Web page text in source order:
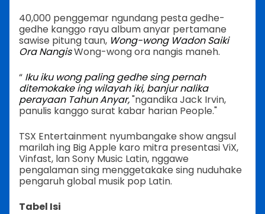
40,000 penggemar ngundang pesta gedhe-
gedhe kanggo rayu album anyar pertamane
sawise pitung taun, Wong-wong Wadon Saiki
Ora NangisWong-wong ora nangis maneh.
“ Iku iku wong paling gedhe sing pernah
ditemokake ing wilayah iki, banjur nalika
perayaan Tahun Anyar,"ngandika Jack Irvin,
panulis kanggo surat kabar harian People."
TSX Entertainment nyumbangake show angsul
marilah ing Big Apple karo mitra presentasi ViX,
Vinfast, lan Sony Music Latin, nggawe
pengalaman sing menggetakake sing nuduhake
pengaruh global musik pop Latin.
Tabel Isi